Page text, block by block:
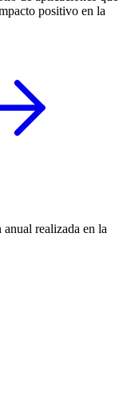
positivo en la
realizada en la